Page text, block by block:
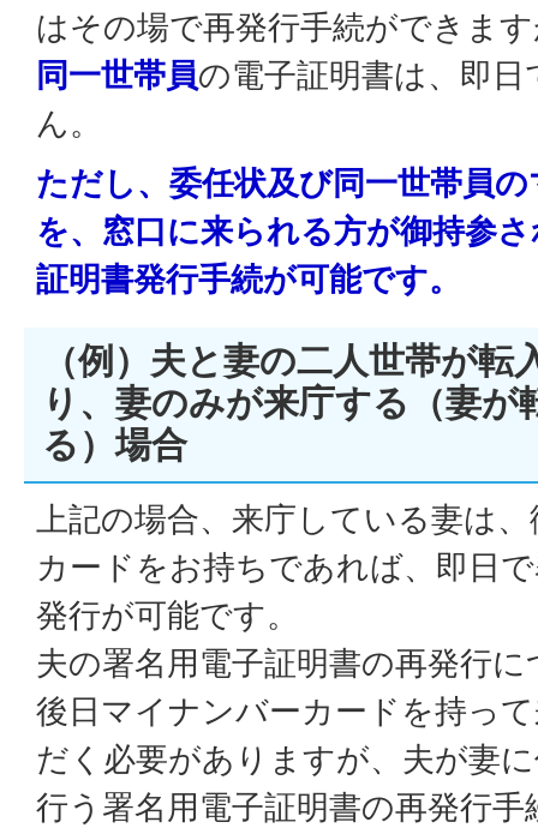
はその場で再発行手続ができま
同一世帯員の電子証明書は、即
ん。
ただし、委任状及び同一世帯員
を、窓口に来られる方が御持参
証明書発行手続が可能です。
（例）夫と妻の二人世帯が
り、妻のみが来庁する（妻が
る）場合
上記の場合、来庁している妻は
カードをお持ちであれば、即日
発行が可能です。
夫の署名用電子証明書の再発行
後日マイナンバーカードを持っ
だく必要がありますが、夫が妻
行う署名用電子証明書の再発行